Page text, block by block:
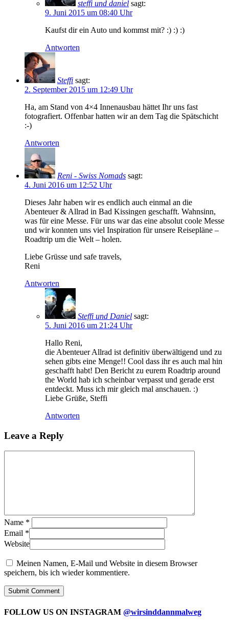
steffi und daniel sagt:
9. Juni 2015 um 08:40 Uhr
Kaufst dir ein Auto und kommst mit? :) :) :)
Antworten
Steffi sagt:
2. September 2015 um 12:49 Uhr
Ha, am Stand von 4×4 Innenausbau hättet Ihr uns fast
fotografiert. Offenbar hatten wir an dem Tag die Spätschicht
:-)
Antworten
Reni - Swiss Nomads sagt:
4. Juni 2016 um 12:52 Uhr
Dieses Jahr haben wir es endlich auch einmal an die
Abenteuer & Allrad in Bad Kissingen geschafft. Wahnsinn,
was für eine Messe. Für uns war das eine absolut coole Messe
und wir konnten uns viel Inspiration für unsere Reisepläne –
Roadtrip um die Welt – holen.
Liebe Grüsse und safe travels,
Reni
Antworten
Steffi und Daniel sagt:
5. Juni 2016 um 21:24 Uhr
Hallo Reni,
die Abenteuer Allrad ist definitiv überwältigend und zu
sehen gibts eine Menge!! Cool dass ihr es auch mal hin
geschafft habt! Den Bericht zu eurem Roadtrip around
the World hab ich scheinbar verpasst und gerade erst
entdeckt. Muss ich mir gleich mal anschauen. :)
Liebe Grüße, Steffi
Antworten
Leave a Reply
Name *
Email *
Website
Meinen Namen, E-Mail und Website in diesem Browser
speichern, bis ich wieder kommentiere.
FOLLOW US ON INSTAGRAM @wirsinddannmalweg